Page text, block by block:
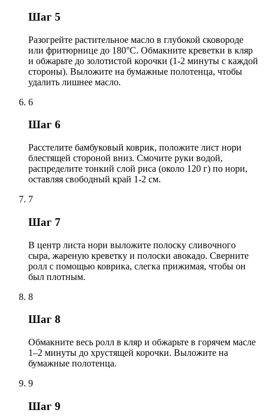
Шаг 5
Разогрейте растительное масло в глубокой сковороде
или фритюрнице до 180°C. Обмакните креветки в кляр
и обжарьте до золотистой корочки (1-2 минуты с каждой
стороны). Выложите на бумажные полотенца, чтобы
удалить лишнее масло.
6
Шаг 6
Расстелите бамбуковый коврик, положите лист нори
блестящей стороной вниз. Смочите руки водой,
распределите тонкий слой риса (около 120 г) по нори,
оставляя свободный край 1-2 см.
7
Шаг 7
В центр листа нори выложите полоску сливочного
сыра, жареную креветку и полоски авокадо. Сверните
ролл с помощью коврика, слегка прижимая, чтобы он
был плотным.
8
Шаг 8
Обмакните весь ролл в кляр и обжарьте в горячем масле
1–2 минуты до хрустящей корочки. Выложите на
бумажные полотенца.
9
Шаг 9